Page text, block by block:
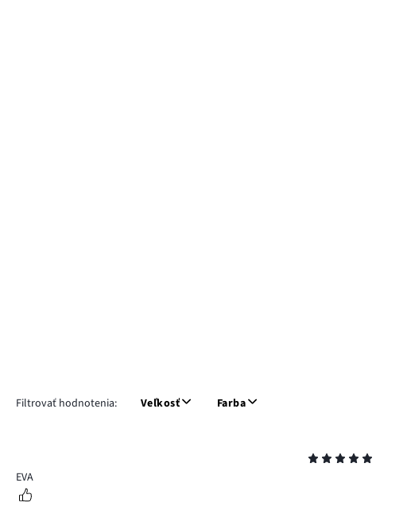
Filtrovať hodnotenia: Veľkosť Farba
5
EVA